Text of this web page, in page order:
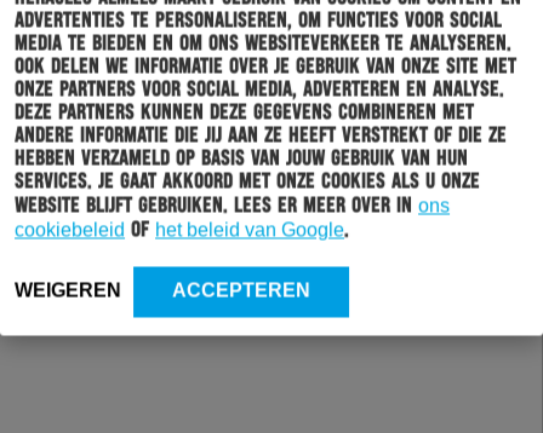
advertenties te personaliseren, om functies voor social
media te bieden en om ons websiteverkeer te analyseren.
Ook delen we informatie over je gebruik van onze site met
onze partners voor social media, adverteren en analyse.
Deze partners kunnen deze gegevens combineren met
andere informatie die jij aan ze heeft verstrekt of die ze
hebben verzameld op basis van jouw gebruik van hun
services. Je gaat akkoord met onze cookies als u onze
website blijft gebruiken. Lees er meer over in ons
cookiebeleid of het beleid van Google.
WEIGEREN ACCEPTEREN